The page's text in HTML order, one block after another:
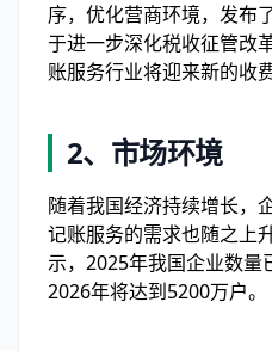
序，优化营商环境，发布
于进一步深化税收征管改
账服务行业将迎来新的收
2、市场环境
随着我国经济持续增长，
记账服务的需求也随之上
示，2025年我国企业数量
2026年将达到5200万户。